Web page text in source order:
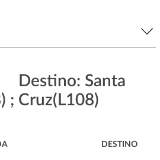
;
Destino: Santa
Cruz(L108)
DESTINO